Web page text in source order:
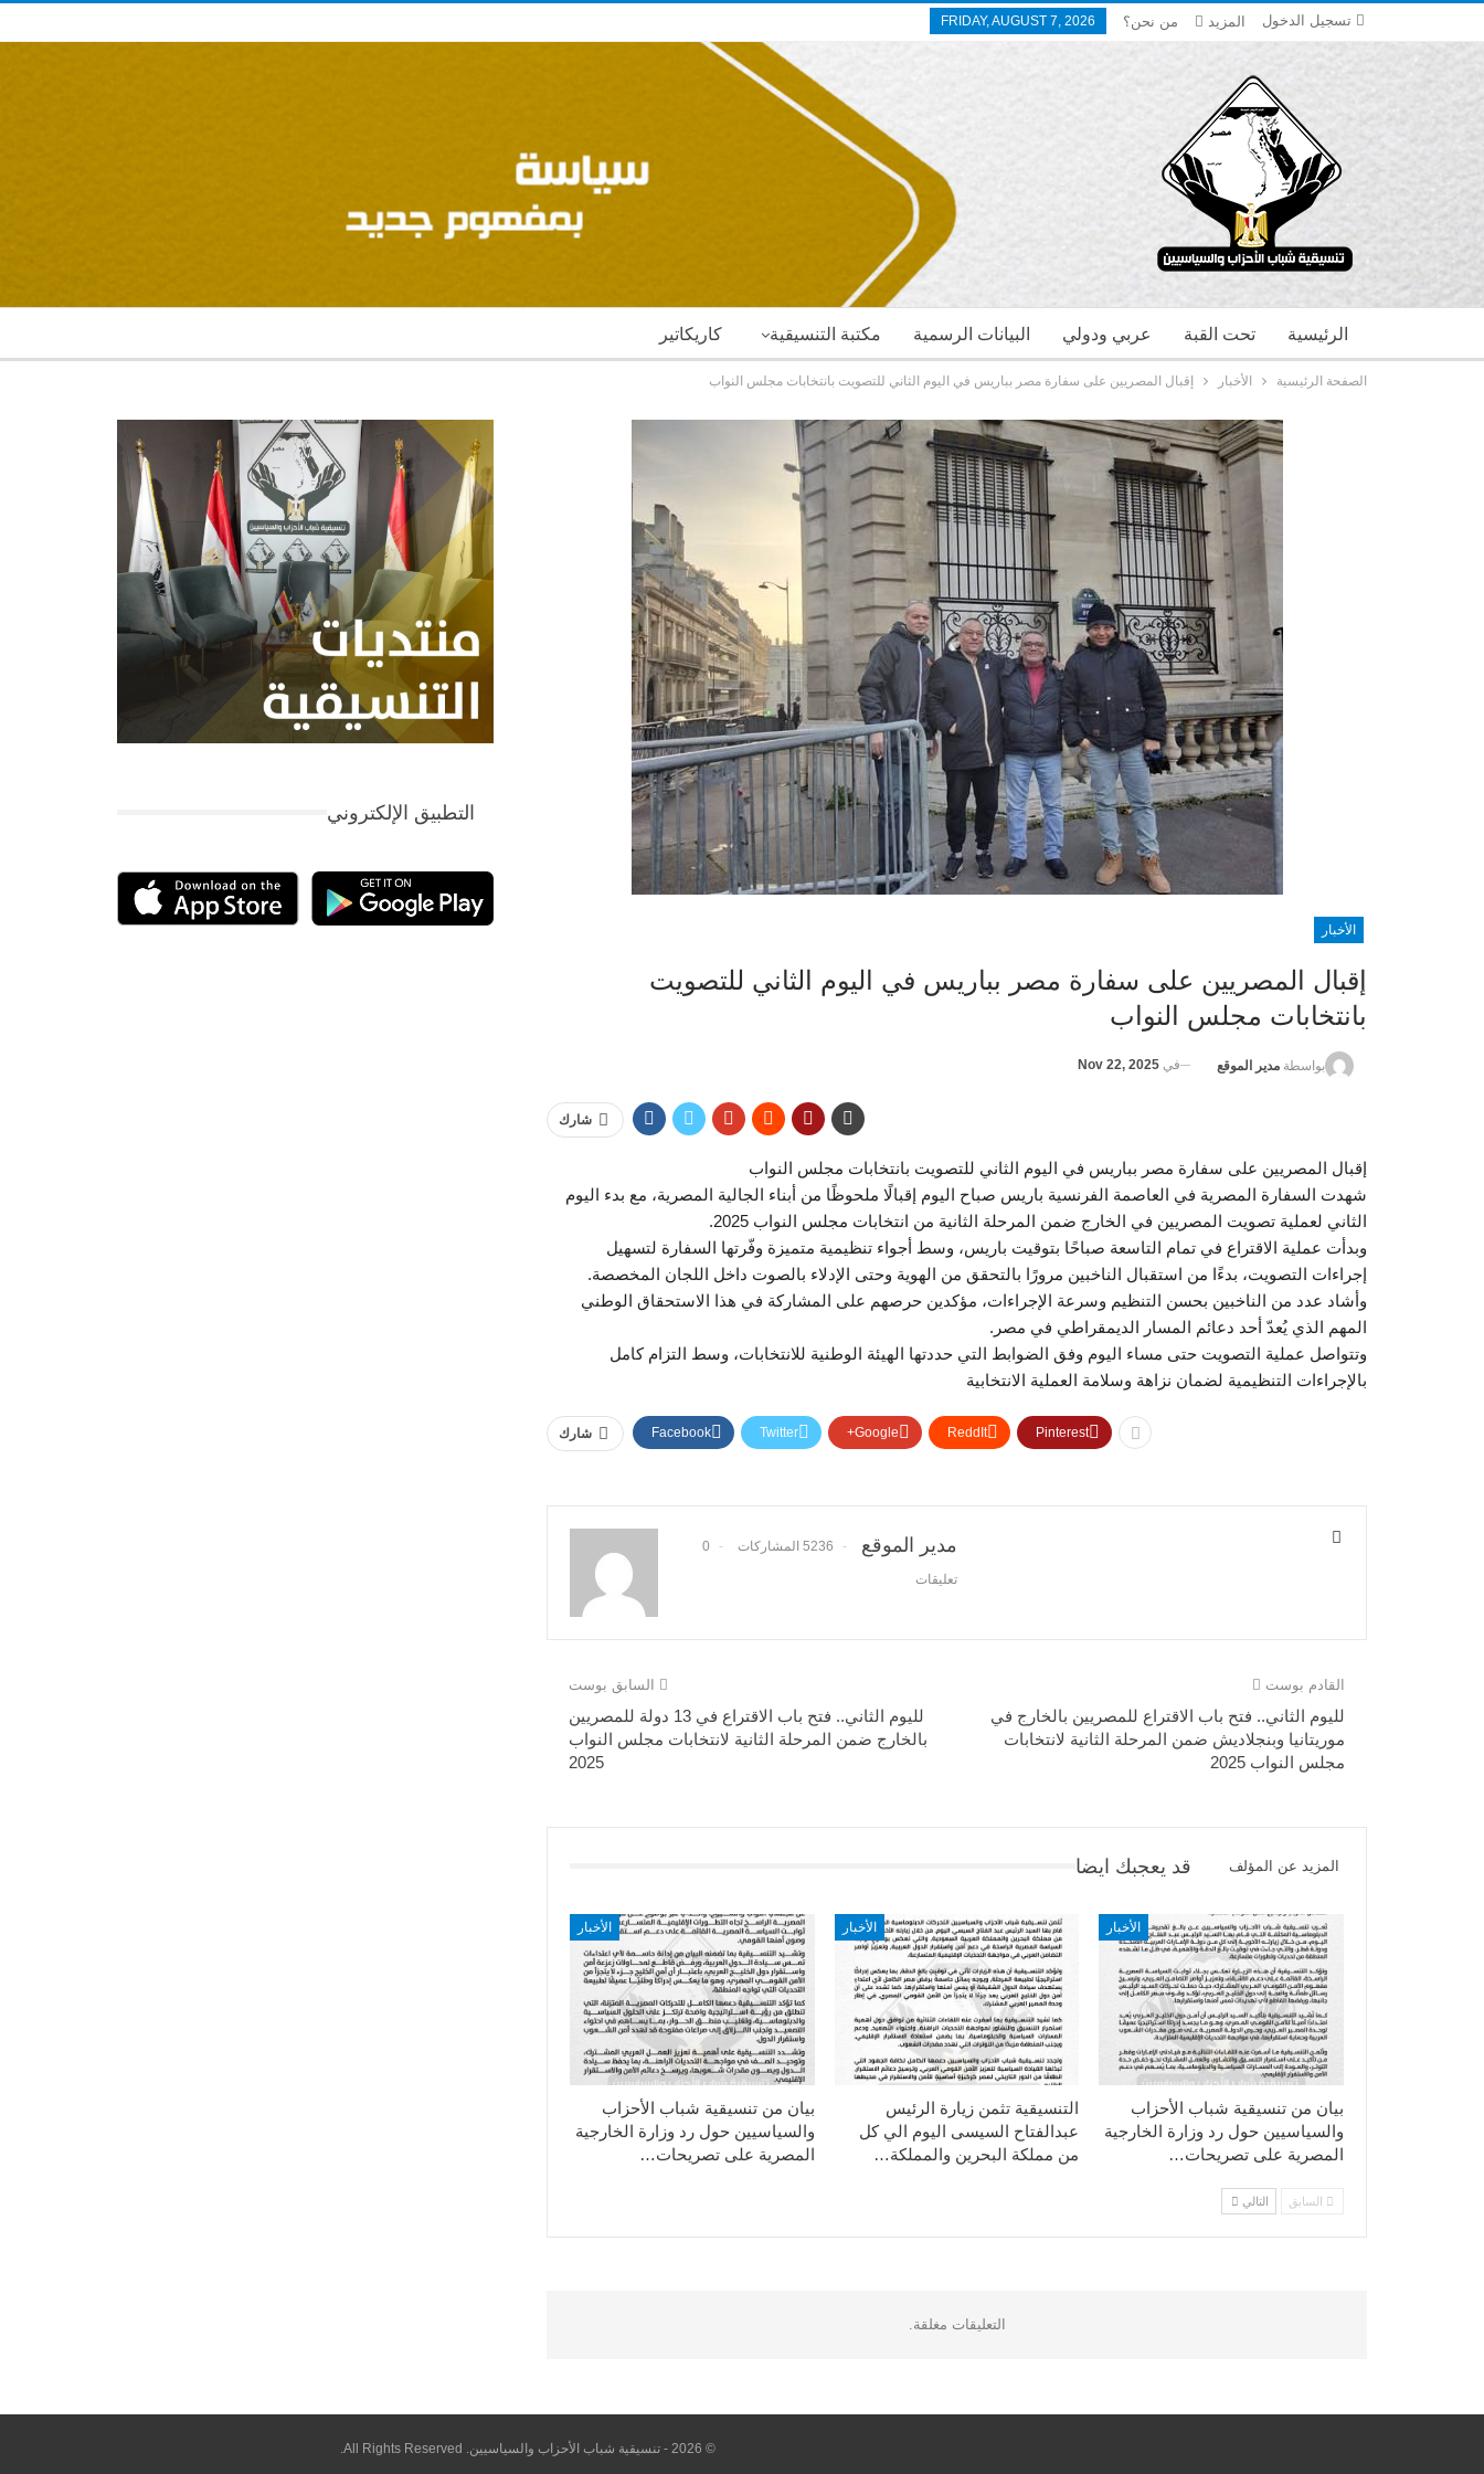
تسجيل الدخول FRIDAY, AUGUST 7, 2026 من نحن؟ المزيد
كاريكاتير مكتبة التنسيقية البيانات الرسمية عربي ودولي تحت القبة الرئيسية
الصفحة الرئيسية الأخبار إقبال المصريين على سفارة مصر بباريس في اليوم الثاني للتصويت بانتخابات مجلس النواب
الأخبار
إقبال المصريين على سفارة مصر بباريس في اليوم الثاني للتصويت
بانتخابات مجلس النواب
بواسطة مدير الموقع في Nov 22, 2025
شارك
إقبال المصريين على سفارة مصر بباريس في اليوم الثاني للتصويت بانتخابات مجلس النواب
شهدت السفارة المصرية في العاصمة الفرنسية باريس صباح اليوم إقبالًا ملحوظًا من أبناء الجالية المصرية، مع بدء اليوم
الثاني لعملية تصويت المصريين في الخارج ضمن المرحلة الثانية من انتخابات مجلس النواب 2025.
وبدأت عملية الاقتراع في تمام التاسعة صباحًا بتوقيت باريس، وسط أجواء تنظيمية متميزة وفّرتها السفارة لتسهيل
إجراءات التصويت، بدءًا من استقبال الناخبين مرورًا بالتحقق من الهوية وحتى الإدلاء بالصوت داخل اللجان المخصصة.
وأشاد عدد من الناخبين بحسن التنظيم وسرعة الإجراءات، مؤكدين حرصهم على المشاركة في هذا الاستحقاق الوطني
المهم الذي يُعدّ أحد دعائم المسار الديمقراطي في مصر.
وتتواصل عملية التصويت حتى مساء اليوم وفق الضوابط التي حددتها الهيئة الوطنية للانتخابات، وسط التزام كامل
بالإجراءات التنظيمية لضمان نزاهة وسلامة العملية الانتخابية
شارك Facebook Twitter Google+ ReddIt Pinterest
مدير الموقع 5236 المشاركات 0
تعليقات
السابق بوست
لليوم الثاني.. فتح باب الاقتراع في 13 دولة للمصريين
بالخارج ضمن المرحلة الثانية لانتخابات مجلس النواب
2025
القادم بوست
لليوم الثاني.. فتح باب الاقتراع للمصريين بالخارج في
موريتانيا وبنجلاديش ضمن المرحلة الثانية لانتخابات
مجلس النواب 2025
قد يعجبك ايضا المزيد عن المؤلف
الأخبار
بيان من تنسيقية شباب الأحزاب
والسياسيين حول رد وزارة الخارجية
المصرية على تصريحات…
الأخبار
التنسيقية تثمن زيارة الرئيس
عبدالفتاح السيسى اليوم الي كل
من مملكة البحرين والمملكة…
الأخبار
بيان من تنسيقية شباب الأحزاب
والسياسيين حول رد وزارة الخارجية
المصرية على تصريحات…
السابق التالي
التعليقات مغلقة.
التطبيق الإلكتروني
© 2026 - تنسيقية شباب الأحزاب والسياسيين. All Rights Reserved.